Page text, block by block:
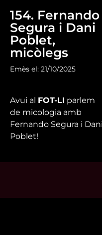
154. Fernando
Segura i Dani
Poblet,
micòlegs
Emès el: 21/10/2025
Avui al FOT-LI parlem
de micologia amb
Fernando Segura i Dani
Poblet!